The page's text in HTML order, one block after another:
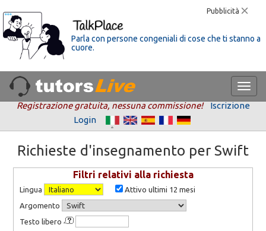
Pubblicità
Parla con persone congeniali di cose che ti stanno a
cuore.
Registrazione gratuita, nessuna commissione!
Iscrizione
Login
Richieste d'insegnamento per Swift
Filtri relativi alla richiesta
Lingua
Attivo ultimi 12 mesi
Argomento
Testo libero